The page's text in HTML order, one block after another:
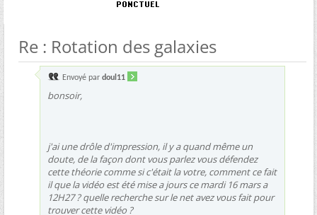
Re : Rotation des galaxies
Envoyé par doul11
bonsoir,
j'ai une drôle d'impression, il y a quand même un
doute, de la façon dont vous parlez vous défendez
cette théorie comme si c'était la votre, comment ce fait
il que la vidéo est été mise a jours ce mardi 16 mars a
12H27 ? quelle recherche sur le net avez vous fait pour
trouver cette vidéo ?